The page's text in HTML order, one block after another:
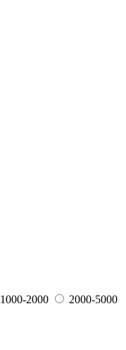
1000-2000
2000-5000